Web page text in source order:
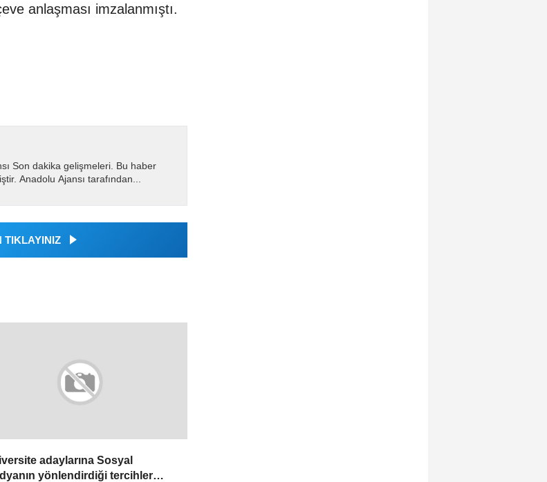
anlaşması imzalanmıştı.
Son dakika gelişmeleri. Bu haber
Anadolu Ajansı tarafından...
TIKLAYINIZ
adaylarına Sosyal
yönlendirdiği tercihler